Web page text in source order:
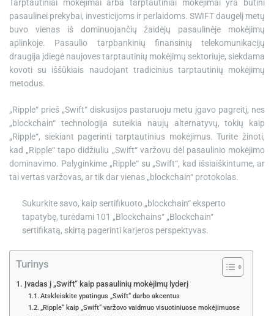
e
Tarptautiniai mokėjimai arba tarptautiniai mokėjimai yra būtini
pasaulinei prekybai, investicijoms ir perlaidoms. SWIFT daugelį metų
buvo vienas iš dominuojančių žaidėjų pasaulinėje mokėjimų
aplinkoje. Pasaulio tarpbankinių finansinių telekomunikacijų
draugija įdiegė naujoves tarptautinių mokėjimų sektoriuje, siekdama
kovoti su iššūkiais naudojant tradicinius tarptautinių mokėjimų
metodus.
„Ripple“ prieš „Swift“ diskusijos pastaruoju metu įgavo pagreitį, nes
„blockchain“ technologija suteikia naujų alternatyvų, tokių kaip
„Ripple“, siekiant pagerinti tarptautinius mokėjimus. Turite žinoti,
kad „Ripple“ tapo didžiuliu „Swift“ varžovu dėl pasaulinio mokėjimo
dominavimo. Palyginkime „Ripple“ su „Swift“, kad išsiaiškintume, ar
tai vertas varžovas, ar tik dar vienas „blockchain“ protokolas.
Sukurkite savo, kaip sertifikuoto „blockchain“ eksperto
tapatybę, turėdami 101 „Blockchains“ „Blockchain“
sertifikatą, skirtą pagerinti karjeros perspektyvas.
Turinys
Įvadas į „Swift“ kaip pasaulinių mokėjimų lyderį
Atskleiskite ypatingus „Swift“ darbo akcentus
„Ripple“ kaip „Swift“ varžovo vaidmuo visuotiniuose mokėjimuose